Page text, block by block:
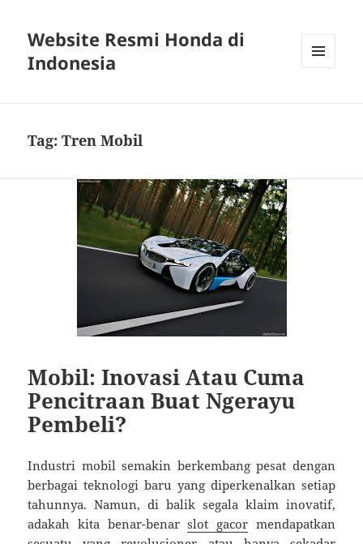
Website Resmi Honda di
Indonesia
Tag:Tren Mobil
Mobil: Inovasi Atau Cuma
Pencitraan Buat Ngerayu
Pembeli?
Industri mobil semakin berkembang pesat dengan
berbagai teknologi baru yang diperkenalkan setiap
tahunnya. Namun, di balik segala klaim inovatif,
adakah kita benar-benarslot gacormendapatkan